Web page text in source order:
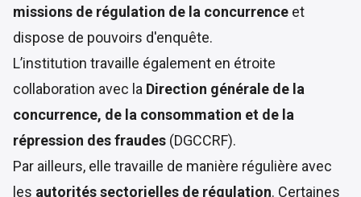
missions de régulation de la concurrence et
dispose de pouvoirs d'enquête.
L’institution travaille également en étroite
collaboration avec la Direction générale de la
concurrence, de la consommation et de la
répression des fraudes (DGCCRF).
Par ailleurs, elle travaille de manière régulière avec
les autorités sectorielles de régulation. Certaines